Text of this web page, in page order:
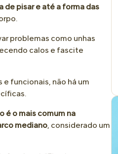
de pisar e até a forma das
problemas como unhas
calos e fascite
funcionais, não há um
é o mais comum na
mediano, considerado um